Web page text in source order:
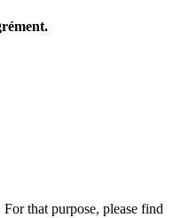
that purpose, please find